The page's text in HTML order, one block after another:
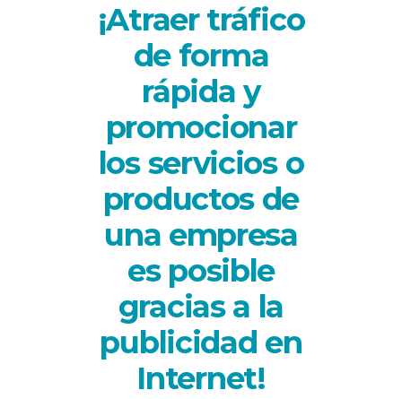
¡Atraer tráfico
de forma
rápida y
promocionar
los servicios o
productos de
una empresa
es posible
gracias a la
publicidad en
Internet!